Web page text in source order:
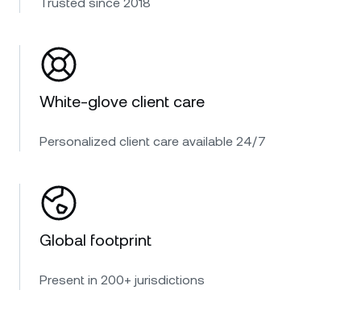
White-glove client care
Personalized client care available 24/7
Global footprint
Present in 200+ jurisdictions